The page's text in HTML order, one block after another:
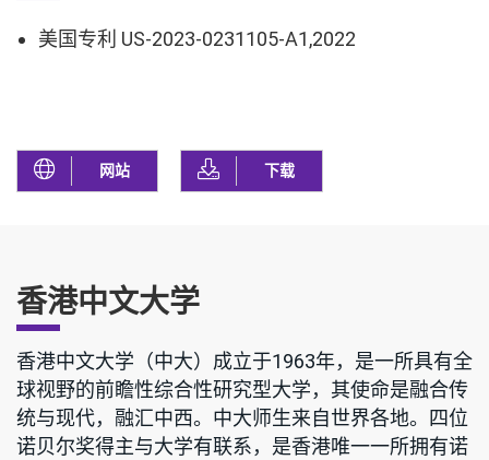
美国专利 US-2023-0231105-A1,2022
网站 下载
香港中文大学
香港中文大学（中大）成立于1963年，是一所具有全
球视野的前瞻性综合性研究型大学，其使命是融合传
统与现代，融汇中西。中大师生来自世界各地。四位
诺贝尔奖得主与大学有联系，是香港唯一一所拥有诺